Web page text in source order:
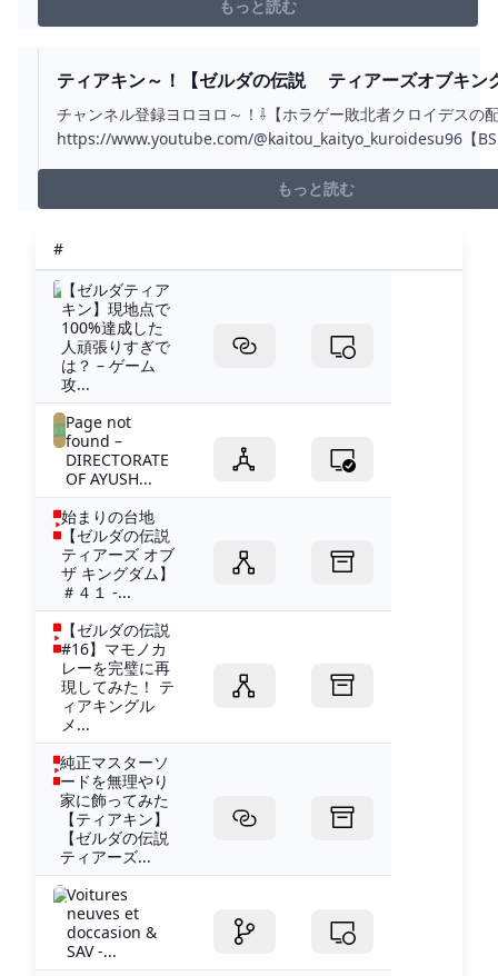
やゾナウギアの場所4:42 グリオークの場所5:17 グリオー
ク討伐チュートリアル8:10 注意ポイント9:46 もう一つの
もっと読む
ティアキン～！【ゼルダの伝説 ティアーズオブキン
＃５ - YOUTUBE
チャンネル登録ヨロヨロ～！⇩【ホラゲー敗北者クロイデスの
https://www.youtube.com/@kaitou_kaityo_kuroidesu96【
もっと読む
#
【ゼルダティア
キン】現地点で
100%達成した
人頑張りすぎで
は？ – ゲーム
攻...
Page not
found –
DIRECTORATE
OF AYUSH...
始まりの台地
【ゼルダの伝説
ティアーズ オブ
ザ キングダム】
＃４１ -...
【ゼルダの伝説
#16】マモノカ
レーを完璧に再
現してみた！ テ
ィアキングル
メ...
純正マスターソ
ードを無理やり
家に飾ってみた
【ティアキン】
【ゼルダの伝説
ティアーズ...
Voitures
neuves et
doccasion &
SAV -...